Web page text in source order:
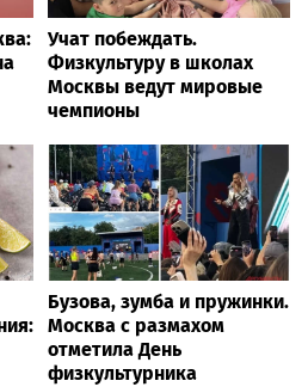
Учат побеждать.
Физкультуру в школах
Москвы ведут мировые
чемпионы
Бузова, зумба и пружинки.
Москва с размахом
отметила День
физкультурника